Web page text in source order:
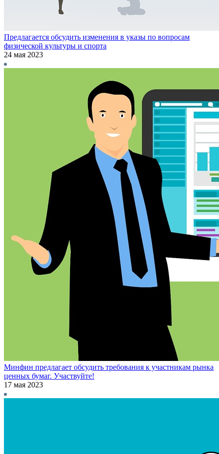
Предлагается обсудить изменения в указы по вопросам
физической культуры и спорта
24 мая 2023
Минфин предлагает обсудить требования к участникам рынка
ценных бумаг. Участвуйте!
17 мая 2023